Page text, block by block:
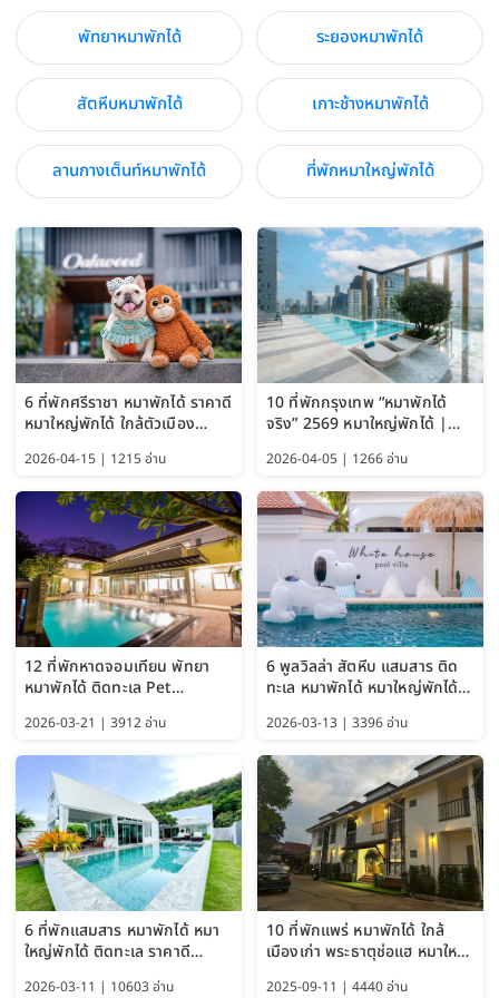
พัทยาหมาพักได้ ระยองหมาพักได้
สัตหีบหมาพักได้ เกาะช้างหมาพักได้
ลานกางเต็นท์หมาพักได้ ที่พักหมาใหญ่พักได้
6 ที่พักศรีราชา หมาพักได้ ราคาดี
หมาใหญ่พักได้ ใกล้ตัวเมือง
2026-04-15 | 1215 อ่าน
10 ที่พักกรุงเทพ “หมาพักได้
จริง” 2569 หมาใหญ่พักได้ |
Bangkok อัปเดตล่าสุด
2026-04-05 | 1266 อ่าน
12 ที่พักหาดจอมเทียน พัทยา
หมาพักได้ ติดทะเล Pet
พักได้ อัปเดต 2569
2026-03-21 | 3912 อ่าน
6 พูลวิลล่า สัตหีบ แสมสาร ติด
ทะเล หมาพักได้ หมาใหญ่พักได้
2026-03-13 | 3396 อ่าน
6 ที่พักแสมสาร หมาพักได้ หมา
ใหญ่พักได้ ติดทะเล ราคาดี
2026-03-11 | 10603 อ่าน
10 ที่พักแพร่ หมาพักได้ ใกล้
เมืองเก่า พระธาตุช่อแฮ หมาใหญ่
2025-09-11 | 4440 อ่าน